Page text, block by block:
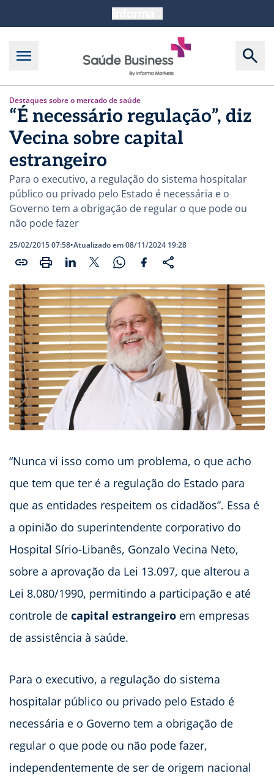
Destaques sobre o mercado de saúde
“É necessário regulação”, diz
Vecina sobre capital
estrangeiro
Para o executivo, a regulação do sistema hospitalar
público ou privado pelo Estado é necessária e o
Governo tem a obrigação de regular o que pode ou
não pode fazer
25/02/2015 07:58•Atualizado em 08/11/2024 19:28
“Nunca vi isso como um problema, o que acho
que tem que ter é a regulação do Estado para
que as entidades respeitem os cidadãos”. Essa é
a opinião do superintendente corporativo do
Hospital Sírio-Libanês, Gonzalo Vecina Neto,
sobre a aprovação da Lei 13.097, que alterou a
Lei 8.080/1990, permitindo a participação e até
controle de capital estrangeiro em empresas
de assistência à saúde.
Para o executivo, a regulação do sistema
hospitalar público ou privado pelo Estado é
necessária e o Governo tem a obrigação de
regular o que pode ou não pode fazer,
independentemente de ser de origem nacional